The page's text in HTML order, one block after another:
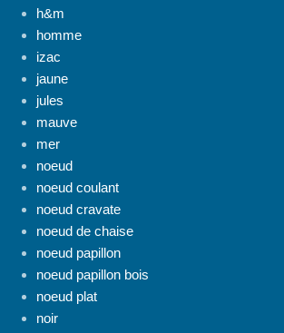
h&m
homme
izac
jaune
jules
mauve
mer
noeud
noeud coulant
noeud cravate
noeud de chaise
noeud papillon
noeud papillon bois
noeud plat
noir